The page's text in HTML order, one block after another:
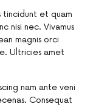
tincidunt et quam
nisi nec. Vivamus
magnis orci
Ultricies amet
nam ante veni
Consequat